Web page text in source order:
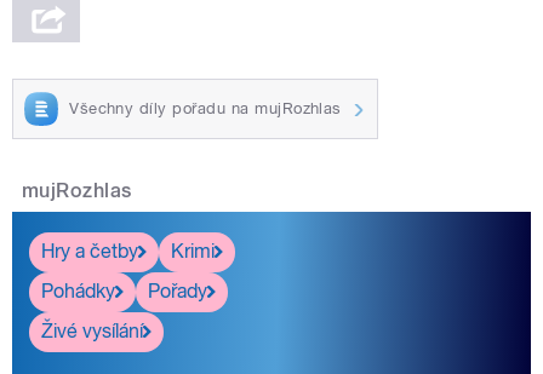
Všechny díly pořadu na mujRozhlas
mujRozhlas
Hry a četby
Krimi
Pohádky
Pořady
Živé vysílání